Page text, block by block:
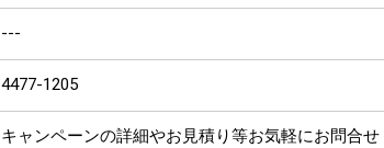
---
4477-1205
キャンペーンの詳細やお見積り等お気軽にお問合せ